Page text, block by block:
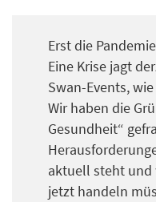
Erst die
Eine Krise jagt
Swan-Events,
Wir haben die
Gesundheit“
aktuell steht und
jetzt handeln